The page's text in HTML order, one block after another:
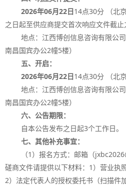
2026年06月22日14点30分 （北
之日起至供应商提交首次响应文件截
地点：江西博创信息咨询有限公
南昌国宾办公2幢5楼）
五、开启：
2026年06月22日14点30分 （北
地点：江西博创信息咨询有限公
南昌国宾办公2幢5楼）
六、公告期限：
自本公告发布之日起3个工作日。
七、其他补充事宜：
（1 ）报名方式：邮箱（
磋商文件请提供以下材料： 1 ）营业执
2）法定代表人的授权委托书（扫描件